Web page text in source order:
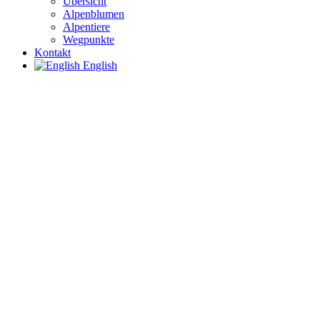
Alpenblumen
Alpentiere
Wegpunkte
Kontakt
English